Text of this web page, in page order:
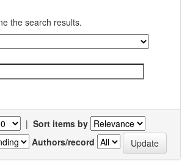
the search results.
| Sort items by
Authors/record